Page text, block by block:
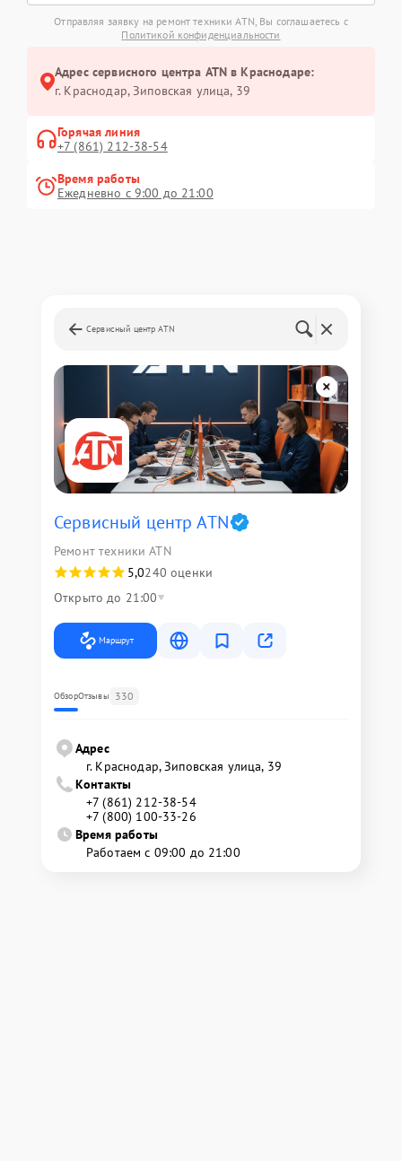
Отправляя заявку на ремонт техники ATN, Вы соглашаетесь с
Политикой конфиденциальности
Адрес сервисного центра ATN в Краснодаре:
г. Краснодар, Зиповская улица, 39
Горячая линия
+7 (861) 212-38-54
Время работы
Ежедневно с 9:00 до 21:00
Сервисный центр ATN
Сервисный центр ATN
Ремонт техники ATN
5,0240 оценки
Открыто до 21:00
Маршрут
ОбзорОтзывы 330
Адрес
г. Краснодар, Зиповская улица, 39
Контакты
+7 (861) 212-38-54
+7 (800) 100-33-26
Время работы
Работаем с 09:00 до 21:00